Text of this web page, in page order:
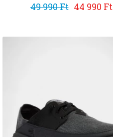
49 990 Ft 44 990 Ft